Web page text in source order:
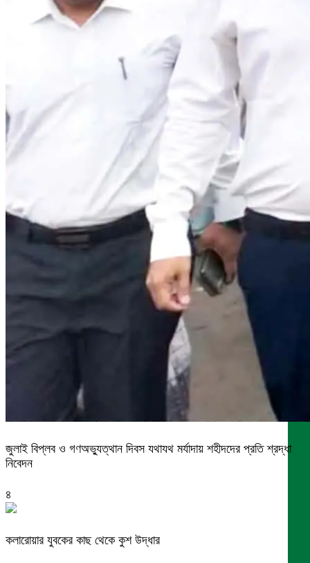
জুলাই বিপ্লব ও গণঅভ্যুত্থান দিবস যথাযথ মর্যাদায় শহীদদের প্রতি শ্রদ্ধা
নিবেদন
৪
কলারোয়ার যুবকের কাছ থেকে কুশ উদ্ধার